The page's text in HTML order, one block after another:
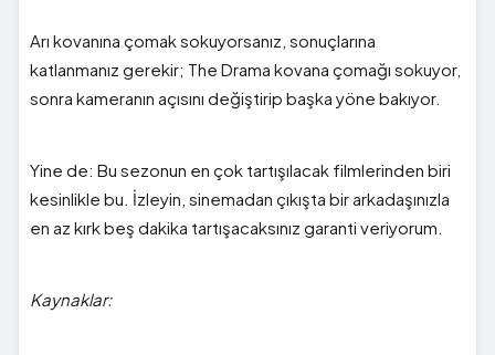
Arı kovanına çomak sokuyorsanız, sonuçlarına
katlanmanız gerekir; The Drama kovana çomağı sokuyor,
sonra kameranın açısını değiştirip başka yöne bakıyor.
Yine de: Bu sezonun en çok tartışılacak filmlerinden biri
kesinlikle bu. İzleyin, sinemadan çıkışta bir arkadaşınızla
en az kırk beş dakika tartışacaksınız garanti veriyorum.
Kaynaklar: